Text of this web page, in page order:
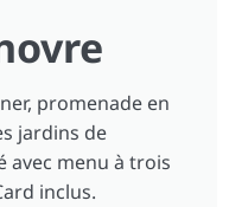
promenade en
jardins de
avec menu à trois
inclus.